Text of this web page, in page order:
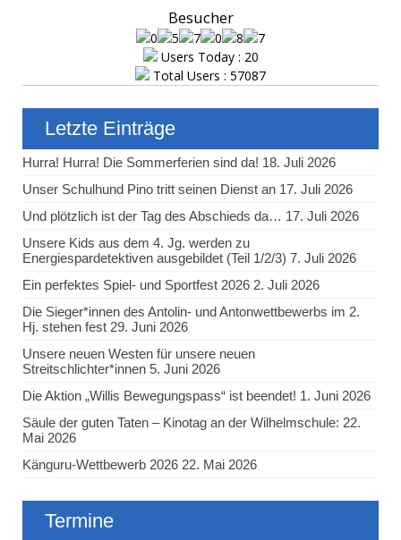
Besucher
Users Today : 20
Total Users : 57087
Letzte Einträge
Hurra! Hurra! Die Sommerferien sind da! 18. Juli 2026
Unser Schulhund Pino tritt seinen Dienst an 17. Juli 2026
Und plötzlich ist der Tag des Abschieds da… 17. Juli 2026
Unsere Kids aus dem 4. Jg. werden zu
Energiespardetektiven ausgebildet (Teil 1/2/3) 7. Juli 2026
Ein perfektes Spiel- und Sportfest 2026 2. Juli 2026
Die Sieger*innen des Antolin- und Antonwettbewerbs im 2.
Hj. stehen fest 29. Juni 2026
Unsere neuen Westen für unsere neuen
Streitschlichter*innen 5. Juni 2026
Die Aktion „Willis Bewegungspass“ ist beendet! 1. Juni 2026
Säule der guten Taten – Kinotag an der Wilhelmschule: 22.
Mai 2026
Känguru-Wettbewerb 2026 22. Mai 2026
Termine